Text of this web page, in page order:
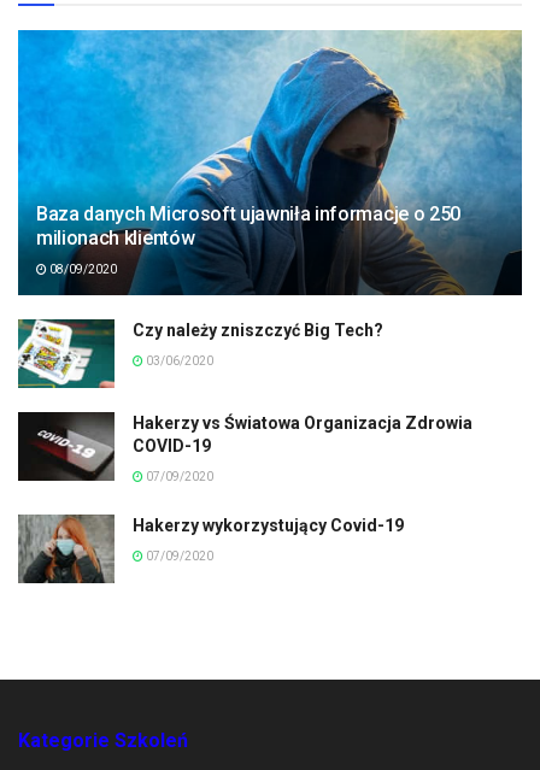
Baza danych Microsoft ujawniła informacje o 250
milionach klientów
08/09/2020
Czy należy zniszczyć Big Tech?
03/06/2020
Hakerzy vs Światowa Organizacja Zdrowia
COVID-19
07/09/2020
Hakerzy wykorzystujący Covid-19
07/09/2020
Kategorie Szkoleń